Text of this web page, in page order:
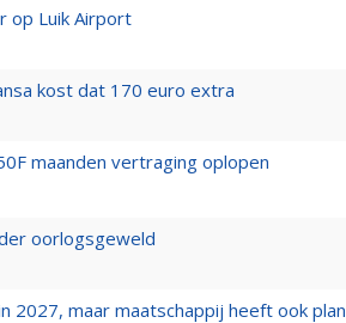
op Luik Airport
kost dat 170 euro extra
maanden vertraging oplopen
oorlogsgeweld
2027, maar maatschappij heeft ook plan